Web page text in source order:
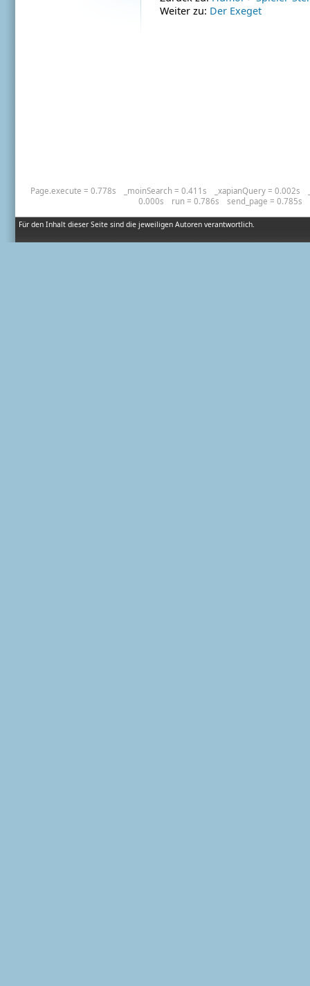
Weiter zu: Der Exeget
Für den Inhalt dieser Seite sind die jeweiligen Autoren verantwortlich.
Page.execute = 0.778s _moinSearch = 0.411s _xapianQuery = 0.002s
0.000s
run = 0.786s send_page = 0.785s